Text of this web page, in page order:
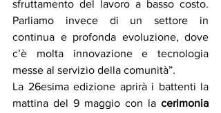
sfruttamento del lavoro a basso costo.
Parliamo invece di un settore in
continua e profonda evoluzione, dove
c’è molta innovazione e tecnologia
messe al servizio della comunità”.
La 26esima edizione aprirà i battenti la
mattina del 9 maggio con la cerimonia